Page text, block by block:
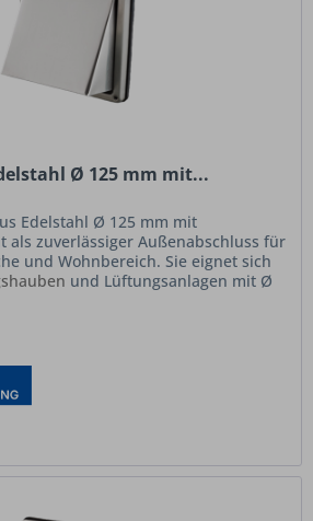
Ø 125 mm mit...
Edelstahl Ø 125 mm mit
als zuverlässiger Außenabschluss für
und Wohnbereich. Sie eignet sich
und Lüftungsanlagen mit Ø